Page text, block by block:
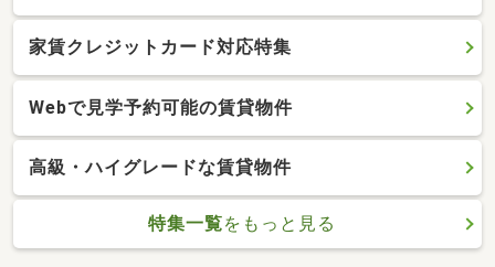
家賃クレジットカード対応特集
Webで見学予約可能の賃貸物件
高級・ハイグレードな賃貸物件
特集一覧をもっと見る